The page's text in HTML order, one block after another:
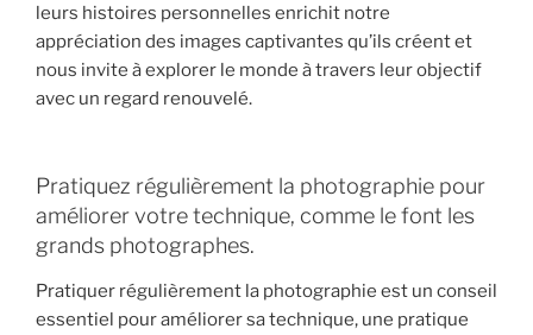
leurs histoires personnelles enrichit notre
appréciation des images captivantes qu’ils créent et
nous invite à explorer le monde à travers leur objectif
avec un regard renouvelé.
Pratiquez régulièrement la photographie pour
améliorer votre technique, comme le font les
grands photographes.
Pratiquer régulièrement la photographie est un conseil
essentiel pour améliorer sa technique, une pratique